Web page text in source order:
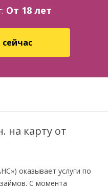
От 18 лет
на карту от
оказывает услуги по
С момента